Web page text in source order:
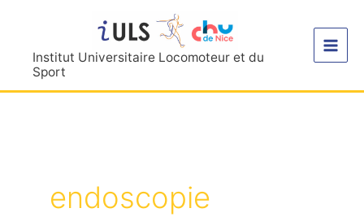
contenuInstitut Universitaire Locomoteur et du
Sport
endoscopie